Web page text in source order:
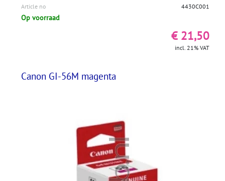
Article no
4430C001
Op voorraad
€ 21,50
incl. 21% VAT
Canon GI-56M magenta